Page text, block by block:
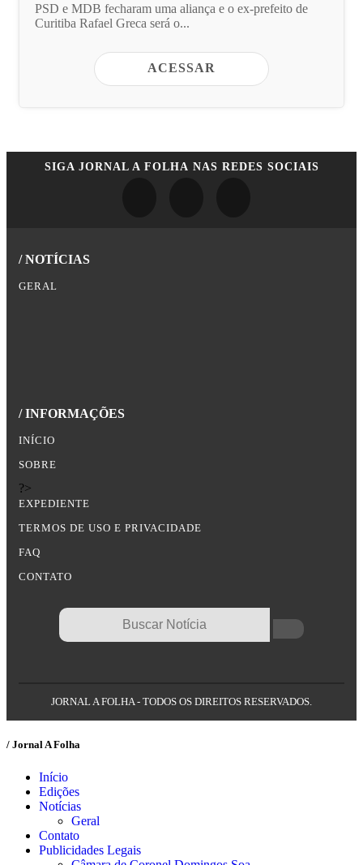
PSD e MDB fecharam uma aliança e o ex-prefeito de
Curitiba Rafael Greca será o...
ACESSAR
SIGA JORNAL A FOLHA NAS REDES SOCIAIS
/ NOTÍCIAS
GERAL
/ INFORMAÇÕES
INÍCIO
SOBRE
?>
EXPEDIENTE
TERMOS DE USO E PRIVACIDADE
FAQ
CONTATO
JORNAL A FOLHA - TODOS OS DIREITOS RESERVADOS.
/ Jornal A Folha
Início
Edições
Notícias
Geral
Contato
Publicidades Legais